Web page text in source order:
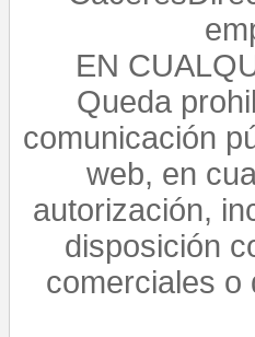
EN
Queda
comunicación
web, en
autorización,
disposición
comerciales o